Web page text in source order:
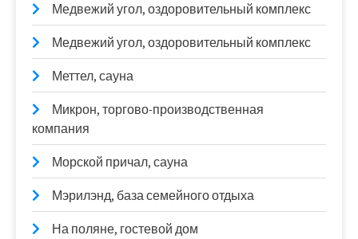
Медвежий угол, оздоровительный комплекс
Медвежий угол, оздоровительный комплекс
Меттел, сауна
Микрон, торгово-производственная
компания
Морской причал, сауна
Мэрилэнд, база семейного отдыха
На поляне, гостевой дом